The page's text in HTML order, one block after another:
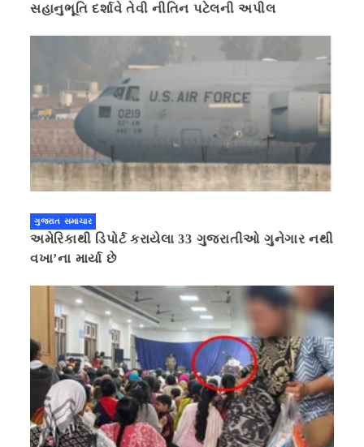
સહાનુભૂતિ દર્શાવે તેવી નીતિન પટેલની અપીલ
ગુજરાત સમાચાર
અમેરિકાથી ડિપોર્ટ કરાયેલા 33 ગુજરાતીઓ ગુનેગાર નથી
વખા’ના માર્યા છે